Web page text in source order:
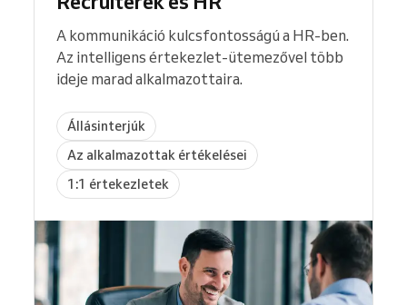
A kommunikáció kulcsfontosságú a HR-ben.
Az intelligens értekezlet-ütemezővel több
ideje marad alkalmazottaira.
Állásinterjúk
Az alkalmazottak értékelései
1:1 értekezletek